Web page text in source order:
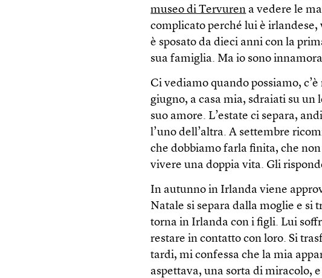
museo di Tervuren a vedere le
complicato perché lui è
è sposato da dieci anni con la
sua famiglia. Ma io sono
Ci vediamo quando possiamo,
giugno, a casa mia, sdraiati su
suo amore. L’estate ci separa,
l’uno dell’altra. A settembre
che dobbiamo farla finita, che
vivere una doppia vita. Gli
In autunno in Irlanda viene
Natale si separa dalla moglie e si
torna in Irlanda con i figli. Lui
restare in contatto con loro. Si
tardi, mi confessa che la mia
aspettava, una sorta di miracolo,